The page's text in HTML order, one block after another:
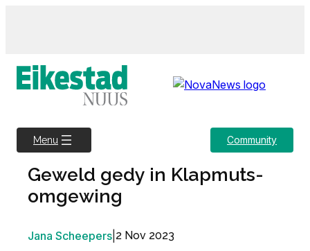
Menu Community
Geweld gedy in Klapmuts-
omgewing
Jana Scheepers 2 Nov 2023